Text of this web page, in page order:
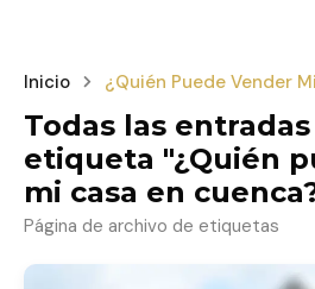
Inicio ¿Quién Puede Vender
Todas las
etiqueta "¿Quién
mi casa en
Página de archivo de etiquetas